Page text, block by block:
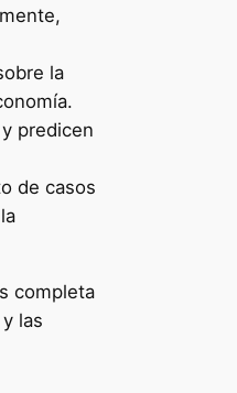
la
predicen
de casos
completa
las